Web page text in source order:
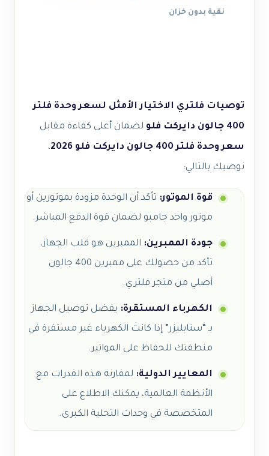
نقية بدون خزان
توصيات فلتري الاختيار الأمثل لسعر وحدة فلتر
400 جالون دايركت فلو
لضمان أعلى كفاءة مقابل
سعر وحدة فلتر 400 جالون دايركت فلو 2026
،
نوصيك بالتالي:
قوة الموتور: تأكد أن الوحدة مزودة بموتورين أو
موتور واحد جامبو لضمان قوة الدفع المباشر.
جودة الممبرين: الممبرين هو قلب الجهاز،
تأكد من حصولك على ممبرين 400 جالون
أصلي من متجر فلتري.
الكهرباء المستقرة: يفضل توصيل الجهاز
بـ “ستابليزر” إذا كانت الكهرباء غير مستقرة في
منطقتك للحفاظ على المواتير.
المعايير الدولية: لمقارنة هذه القدرات مع
الأنظمة العالمية، يمكنك الاطلاع على
المتخصصة في وحدات التحلية الكبرى.